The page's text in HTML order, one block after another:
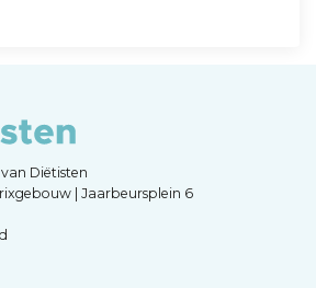
Diëtisten
| Jaarbeursplein 6